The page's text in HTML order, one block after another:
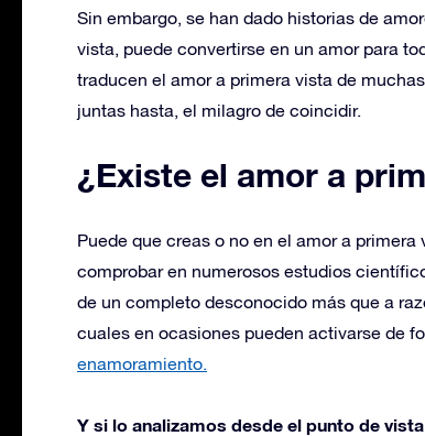
Sin embargo, se han dado historias de
vista, puede convertirse en un amor para
traducen el amor a primera vista de
juntas hasta, el milagro de coincidir.
¿Existe el amor a
Puede que creas o no en el amor a
comprobar en numerosos estudios
de un completo desconocido más que a
cuales en ocasiones pueden activarse de
enamoramiento.
Y si lo analizamos desde el punto de